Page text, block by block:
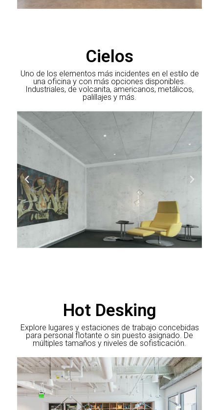
Cielos
Uno de los elementos más incidentes en el estilo de
una oficina y con más opciones disponibles.
Industriales, de volcanita, americanos, metálicos,
palillajes y más.
Hot Desking
Explore lugares y estaciones de trabajo concebidas
para personal flotante o sin puesto asignado. De
múltiples tamaños y niveles de sofisticación.